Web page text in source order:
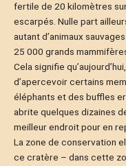
fertile de 20 kilomètres
escarpés. Nulle part
autant d’animaux
25 000 grands
Cela signifie
d’apercevoir certains
éléphants et des buffles
abrite quelques dizaines
meilleur endroit pour en
La zone de conservation
ce cratère – dans cette